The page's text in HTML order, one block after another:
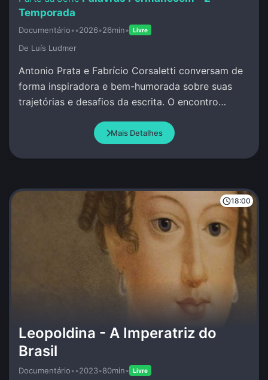
Temporada
Documentário••2026•26min• Livre
De Luí­s Ludmer
Antonio Prata e Fabrício Corsaletti conversam de
forma inspiradora e bem-humorada sobre suas
trajetórias e desafios da escrita. O encontro
Mais Detalhes
18:00
Leopoldina - A Imperatriz do
Brasil
Documentário••2023•80min• Livre